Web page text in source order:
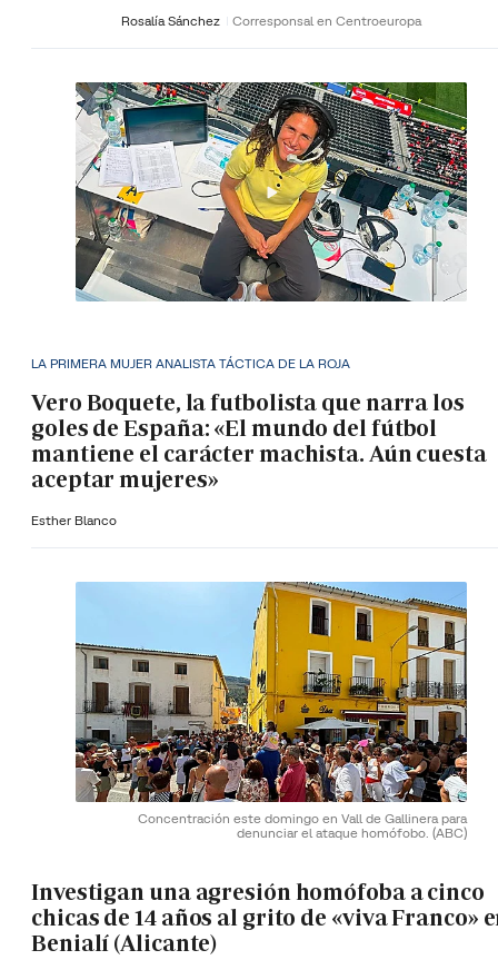
Rosalía Sánchez Corresponsal en Centroeuropa
LA PRIMERA MUJER ANALISTA TÁCTICA DE LA ROJA
Vero Boquete, la futbolista que narra los
goles de España: «El mundo del fútbol
mantiene el carácter machista. Aún cuesta
aceptar mujeres»
Esther Blanco
Concentración este domingo en Vall de Gallinera para
denunciar el ataque homófobo. (ABC)
Investigan una agresión homófoba a cinco
chicas de 14 años al grito de «viva Franco»
Benialí (Alicante)